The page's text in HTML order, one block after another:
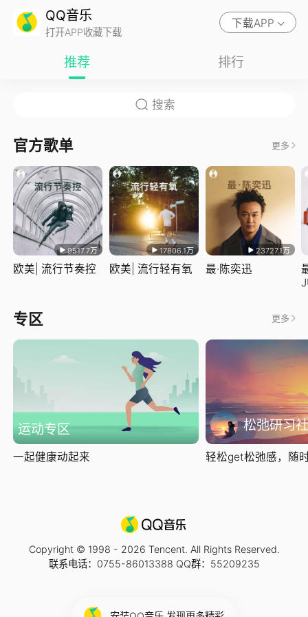
QQ音乐
打开APP收藏下载
下载APP
推荐 排行
官方歌单 更多
9517.7万
欧美| 流行节奏控
17806.1万
欧美| 流行轻有氧
23727.1万
最·陈奕迅
专区 更多
运动专区
一起健康动起来
松弛研习社
轻松get松弛感，随
Copyright © 1998 - 2026 Tencent. All Rights Reserved.
联系电话：0755-86013388 QQ群：55209235